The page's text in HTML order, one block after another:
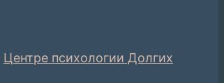
Центре психологии Долгих